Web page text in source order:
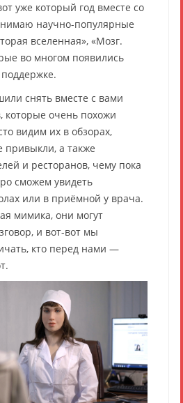
уже который год вместе со
научно-популярные
вселенная», «Мозг.
во многом появились
снять вместе с вами
которые очень похожи
видим их в обзорах,
привыкли, а также
и ресторанов, чему пока
сможем увидеть
или в приёмной у врача.
мимика, они могут
и вот-вот мы
кто перед нами —